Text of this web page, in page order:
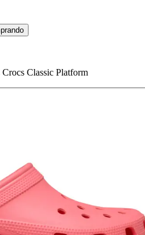
Crocs Classic Platform